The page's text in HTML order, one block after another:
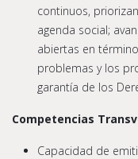
continuos,
agenda social;
abiertas en
problemas y los
garantía de los
Competencias
Capacidad de